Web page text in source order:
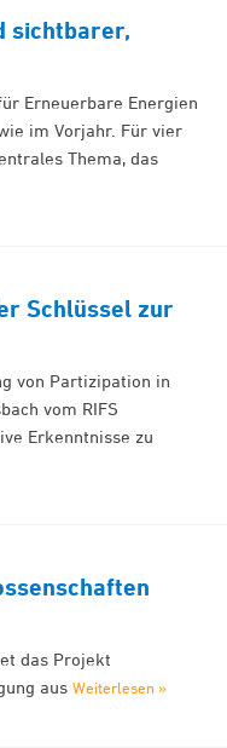
sichtbarer,
Erneuerbare Energien
im Vorjahr. Für vier
Thema, das
Schlüssel zur
von Partizipation in
vom RIFS
Erkenntnisse zu
das Projekt
ausWeiterlesen »